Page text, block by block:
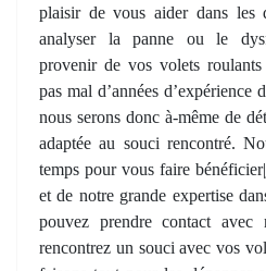
plaisir de vous aider dans les
analyser la panne ou le
provenir de vos volets
pas mal d’années d’expérience
nous serons donc à-même de
adaptée au souci rencontré.
temps pour vous faire
et de notre grande expertise
pouvez prendre contact avec
rencontrez un souci avec vos